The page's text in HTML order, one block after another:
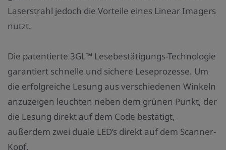
Laserstrahl jedoch die Vorteile eines Linear Imagers
nutzt.
Die patentierte 3GL™ Lesebestätigungs-Technologie
garantiert schnelle und sichere Leseprozesse. Um
die erfolgreiche Lesung aus verschiedenen Winkeln
anzuzeigen leuchten neben dem grünen Punkt, der
die Lesung direkt auf dem Code bestätigt,
außerdem zwei duale LED’s direkt auf dem Scanner-
Kopf.